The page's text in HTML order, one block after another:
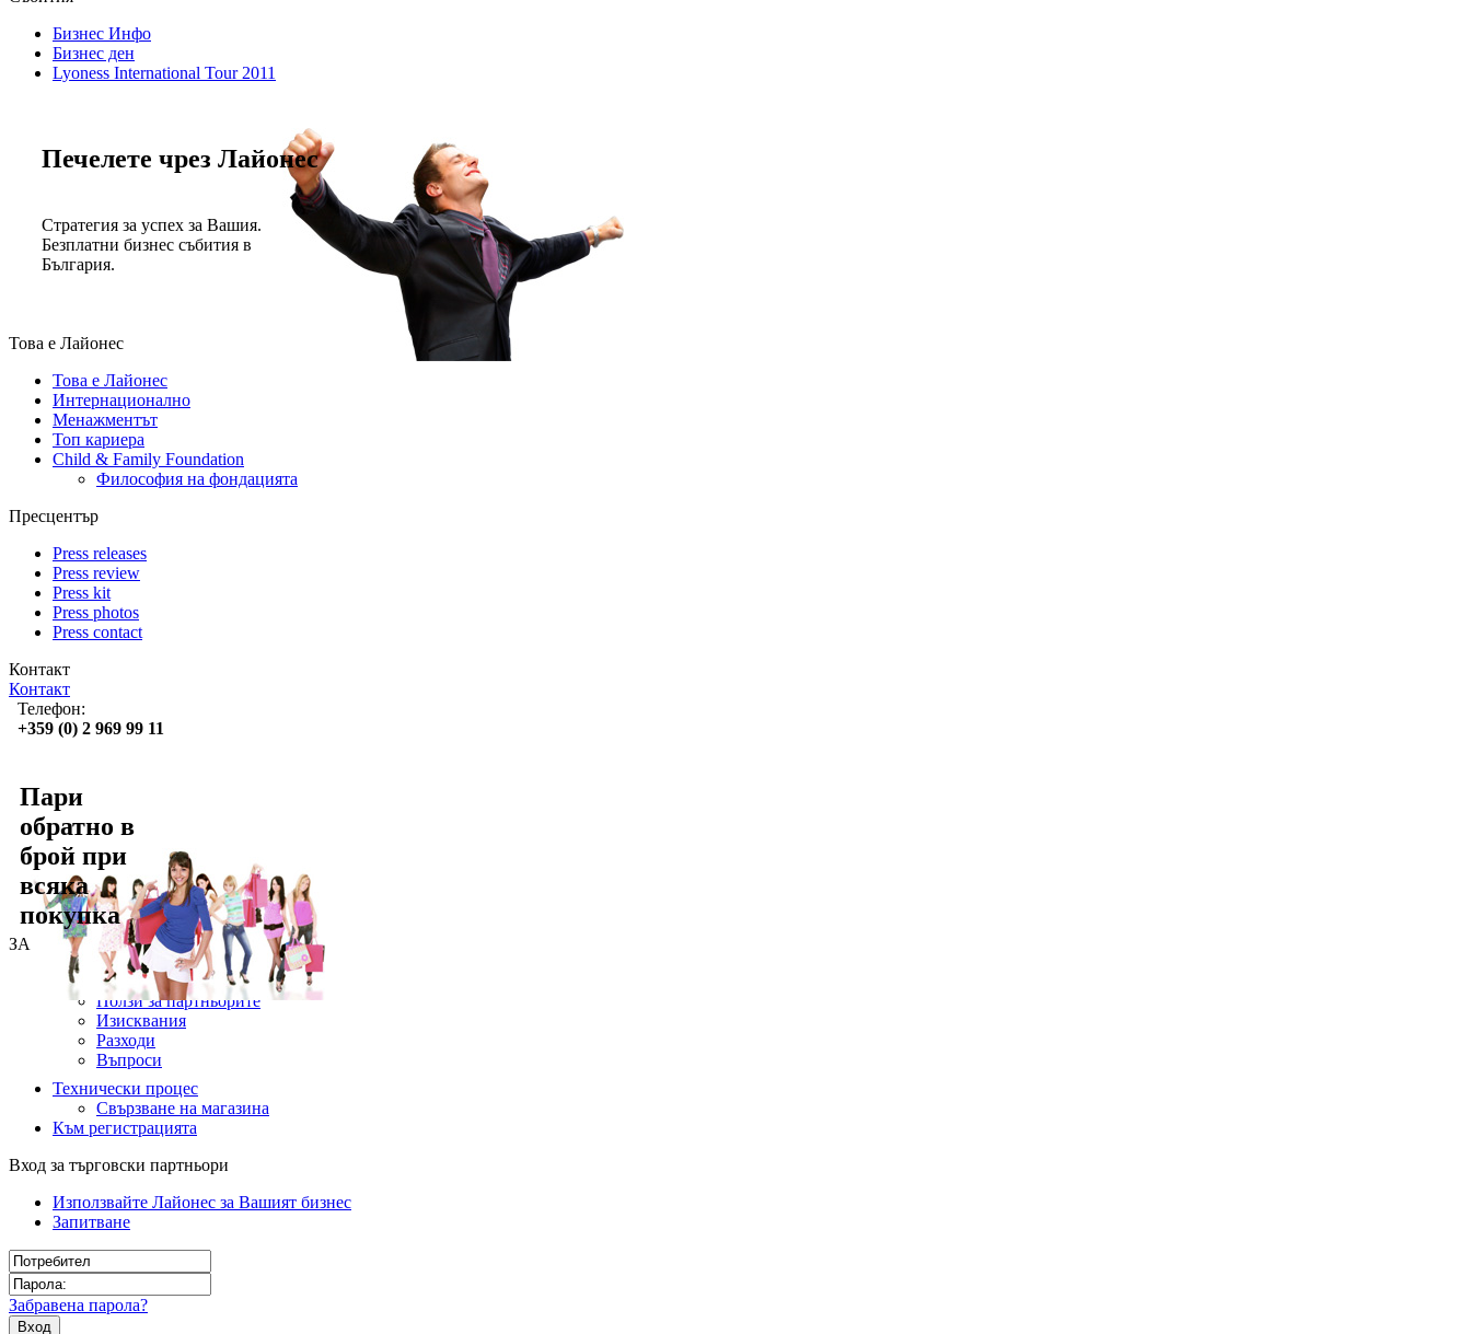
Бизнес Инфо
Бизнес ден
Lyoness International Tour 2011
Печелете чрез Лайонес
Стратегия за успех за Вашия.
Безплатни бизнес събития в
България.
Това е Лайонес
Това е Лайонес
Интернационално
Менажментът
Топ кариера
Child & Family Foundation
Философия на фондацията
Пресцентър
Press releases
Press review
Press kit
Press photos
Press contact
Контакт
Контакт
Телефон:
+359 (0) 2 969 99 11
Пари
обратно в
брой при
всяка
покупка
ЗА онлайн партньори
Възползвайте се от Лайонес
Ползи за партньорите
Изисквания
Разходи
Въпроси
Технически процес
Свързване на магазина
Към регистрацията
Вход за търговски партньори
Използвайте Лайонес за Вашият бизнес
Запитване
Забравена парола?